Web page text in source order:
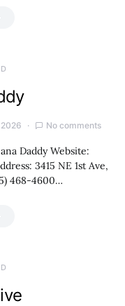
No comments
Daddy Website:
3415 NE 1st Ave,
468-4600…